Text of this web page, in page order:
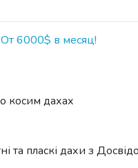
6000$ в месяц!
косим дахах
та пласкі дахи з